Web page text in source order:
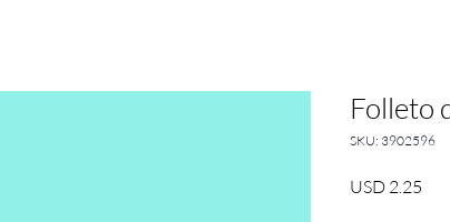
Folleto
SKU: 3902596
USD 2.25